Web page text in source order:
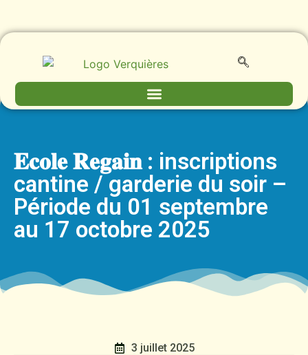
𝐄𝐜𝐨𝐥𝐞 𝐑𝐞𝐠𝐚𝐢𝐧 : inscriptions
cantine / garderie du soir –
Période du 01 septembre
au 17 octobre 2025
3 juillet 2025